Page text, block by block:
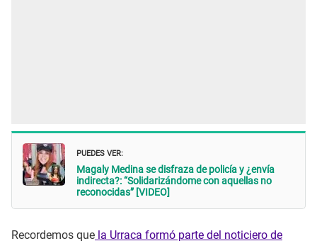
PUEDES VER:
Magaly Medina se disfraza de policía y ¿envía
indirecta?: “Solidarizándome con aquellas no
reconocidas” [VIDEO]
Recordemos que la Urraca formó parte del noticiero de